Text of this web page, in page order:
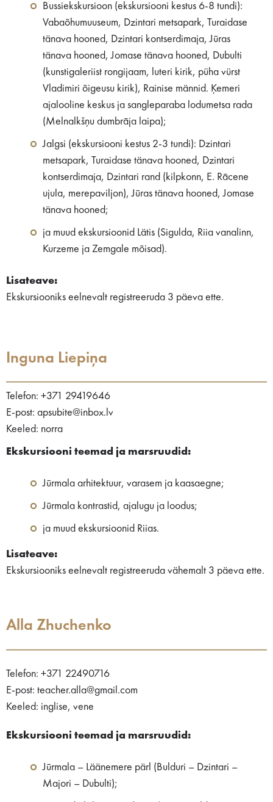
Bussiekskursioon (ekskursiooni kestus 6-8 tundi):
Vabaõhumuuseum, Dzintari metsapark, Turaidase
tänava hooned, Dzintari kontserdimaja, Jūras
tänava hooned, Jomase tänava hooned, Dubulti
(kunstigaleriist rongijaam, luteri kirik, püha vürst
Vladimiri õigeusu kirik), Rainise männid. Ķemeri
ajalooline keskus ja sangleparaba lodumetsa rada
(Melnalkšņu dumbrāja laipa);
Jalgsi (ekskursiooni kestus 2-3 tundi): Dzintari
metsapark, Turaidase tänava hooned, Dzintari
kontserdimaja, Dzintari rand (kilpkonn, E. Rācene
ujula, merepaviljon), Jūras tänava hooned, Jomase
tänava hooned;
ja muud ekskursioonid Lätis (Sigulda, Riia vanalinn,
Kurzeme ja Zemgale mõisad).
Lisateave:
Ekskursiooniks eelnevalt registreeruda 3 päeva ette.
Inguna Liepiņa
Telefon: +371 29419646
E-post: apsubite@inbox.lv
Keeled: norra
Ekskursiooni teemad ja marsruudid:
Jūrmala arhitektuur, varasem ja kaasaegne;
Jūrmala kontrastid, ajalugu ja loodus;
ja muud ekskursioonid Riias.
Lisateave:
Ekskursiooniks eelnevalt registreeruda vähemalt 3 päeva ette.
Alla Zhuchenko
Telefon: +371 22490716
E-post: teacher.alla@gmail.com
Keeled: inglise, vene
Ekskursiooni teemad ja marsruudid:
Jūrmala – Läänemere pärl (Bulduri – Dzintari –
Majori – Dubulti);